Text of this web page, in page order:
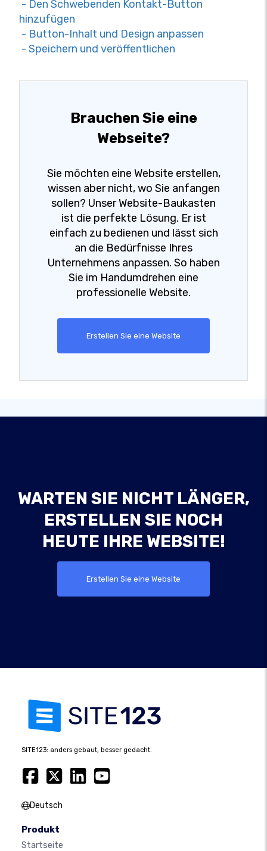
- Den Schwebenden Kontakt-Button
hinzufügen
- Button-Inhalt und Design anpassen
- Speichern und veröffentlichen
Brauchen Sie eine
Webseite?
Sie möchten eine Website erstellen,
wissen aber nicht, wo Sie anfangen
sollen? Unser Website-Baukasten
ist die perfekte Lösung. Er ist
einfach zu bedienen und lässt sich
an die Bedürfnisse Ihres
Unternehmens anpassen. So haben
Sie im Handumdrehen eine
professionelle Website.
Erstellen Sie eine Website
WARTEN SIE NICHT LÄNGER,
ERSTELLEN SIE NOCH
HEUTE IHRE WEBSITE!
Erstellen Sie eine Website
SITE123: anders gebaut, besser gedacht.
Deutsch
Produkt
Startseite